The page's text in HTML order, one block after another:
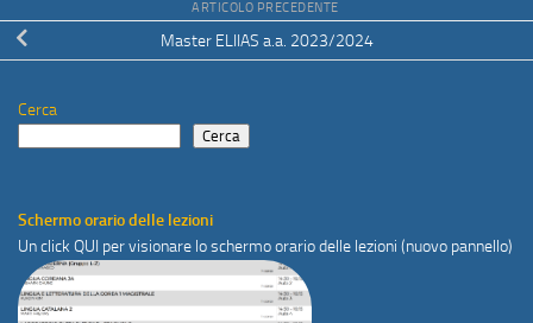
ARTICOLO PRECEDENTE
Master ELIIAS a.a. 2023/2024
Cerca
Cerca
Schermo orario delle lezioni
Un click QUI per visionare lo schermo orario delle lezioni (nuovo pannello)